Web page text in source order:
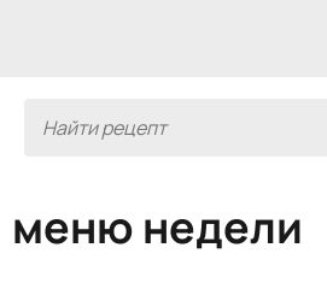
меню недели